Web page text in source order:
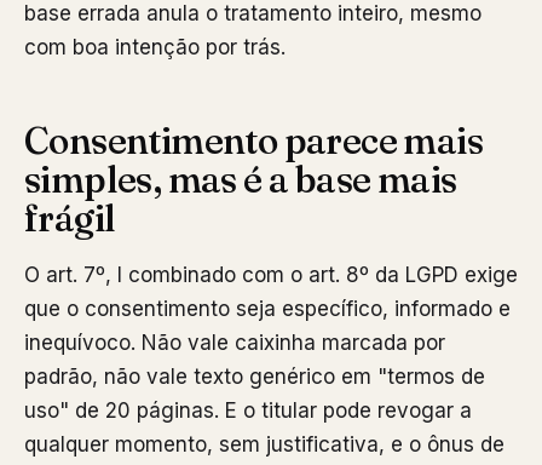
base errada anula o tratamento inteiro, mesmo
com boa intenção por trás.
Consentimento parece mais
simples, mas é a base mais
frágil
O art. 7º, I combinado com o art. 8º da LGPD exige
que o consentimento seja específico, informado e
inequívoco. Não vale caixinha marcada por
padrão, não vale texto genérico em "termos de
uso" de 20 páginas. E o titular pode revogar a
qualquer momento, sem justificativa, e o ônus de